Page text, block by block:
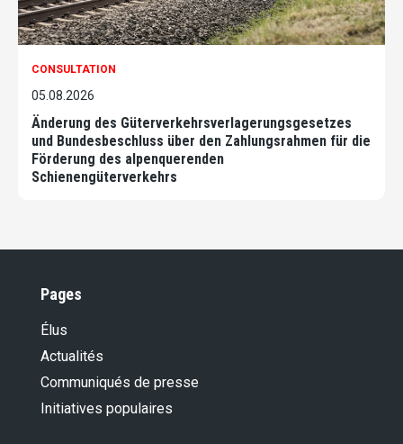
CONSULTATION
05.08.2026
Änderung des Güterverkehrsverlagerungsgesetzes
und Bundesbeschluss über den Zahlungsrahmen für die
Förderung des alpenquerenden
Schienengüterverkehrs
Pages
Élus
Actualités
Communiqués de presse
Initiatives populaires